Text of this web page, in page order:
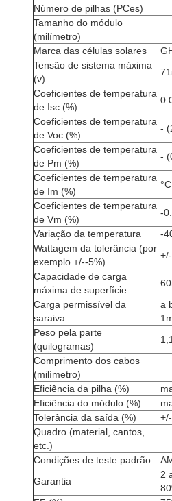
Número de pilhas (PCes)
Tamanho do módulo
(milímetro)
Marca das células solares
Tensão de sistema máxima
(v)
Coeficientes de temperatura
de Isc (%)
Coeficientes de temperatura
de Voc (%)
-
Coeficientes de temperatura
de Pm (%)
-
Coeficientes de temperatura
de Im (%)
Coeficientes de temperatura
de Vm (%)
-
Variação da temperatura
-
Wattagem da tolerância (por
exemplo +/--5%)
Capacidade de carga
máxima de superfície
Carga permissível da
saraiva
a
Peso pela parte
(quilogramas)
1,1
Comprimento dos cabos
(milímetro)
Eficiência da pilha (%)
Eficiência do módulo (%)
Tolerância da saída (%)
Quadro (material, cantos,
etc.)
Condições de teste padrão
Garantia
2